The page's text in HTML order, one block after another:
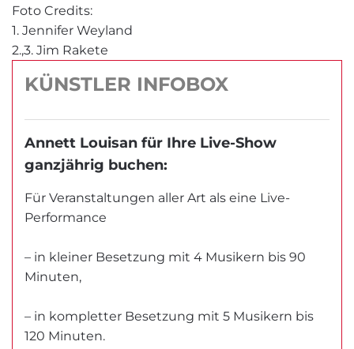
Foto Credits:
1. Jennifer Weyland
2.,3. Jim Rakete
KÜNSTLER INFOBOX
Annett Louisan für Ihre Live-Show
ganzjährig buchen:
Für Veranstaltungen aller Art als eine Live-
Performance
– in kleiner Besetzung mit 4 Musikern bis 90
Minuten,
– in kompletter Besetzung mit 5 Musikern bis
120 Minuten.